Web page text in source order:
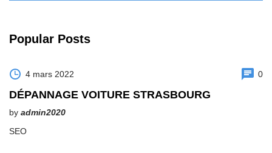
Popular Posts
4 mars 2022 0
DÉPANNAGE VOITURE STRASBOURG
by admin2020
SEO